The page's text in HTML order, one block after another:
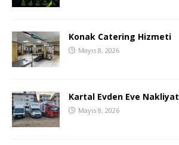
Konak Catering Hizmeti
Mayıs 8, 2026
Kartal Evden Eve Nakliyat
Mayıs 8, 2026